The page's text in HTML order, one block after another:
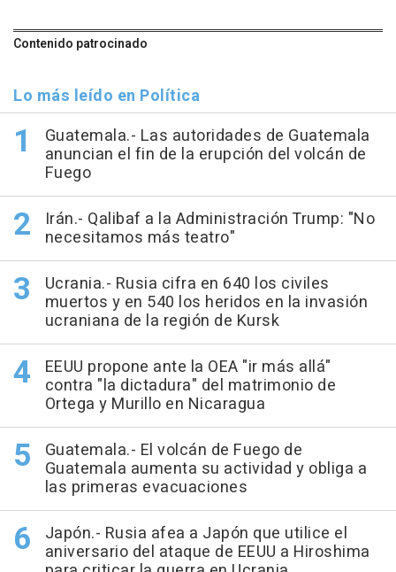
Contenido patrocinado
Lo más leído en Política
Guatemala.- Las autoridades de Guatemala
anuncian el fin de la erupción del volcán de
Fuego
Irán.- Qalibaf a la Administración Trump: "No
necesitamos más teatro"
Ucrania.- Rusia cifra en 640 los civiles
muertos y en 540 los heridos en la invasión
ucraniana de la región de Kursk
EEUU propone ante la OEA "ir más allá"
contra "la dictadura" del matrimonio de
Ortega y Murillo en Nicaragua
Guatemala.- El volcán de Fuego de
Guatemala aumenta su actividad y obliga a
las primeras evacuaciones
Japón.- Rusia afea a Japón que utilice el
aniversario del ataque de EEUU a Hiroshima